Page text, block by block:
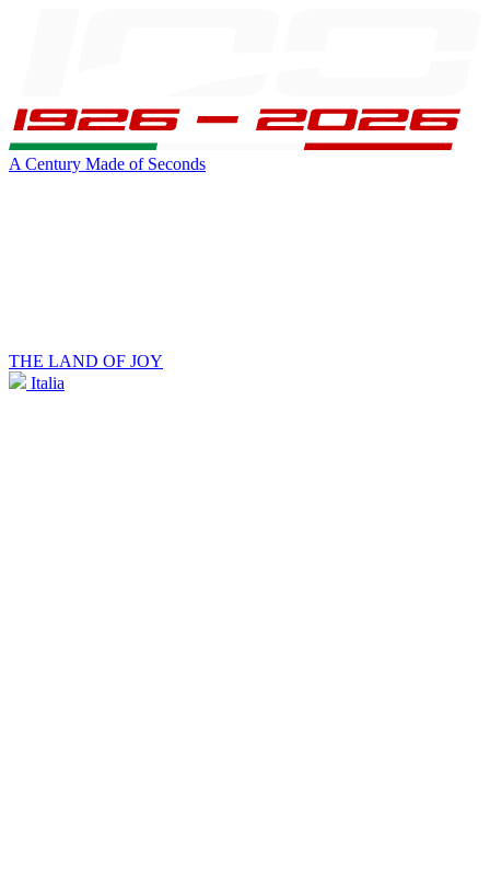
A Century Made of Seconds
THE LAND OF JOY
Italia